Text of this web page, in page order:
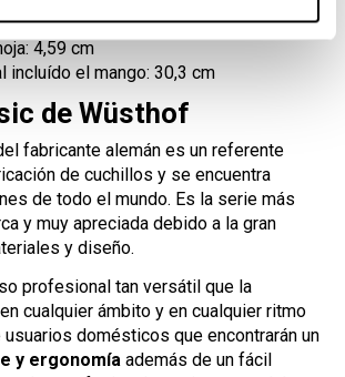
4,59 cm
incluído el mango: 30,3 cm
de Wüsthof
fabricante alemán es un referente
de cuchillos y se encuentra
de todo el mundo. Es la serie más
y muy apreciada debido a la gran
y diseño.
profesional tan versátil que la
cualquier ámbito y en cualquier ritmo
domésticos que encontrarán un
y ergonomía además de un fácil